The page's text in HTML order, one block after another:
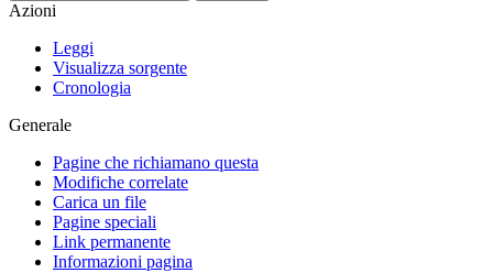
Azioni
Leggi
Visualizza sorgente
Cronologia
Generale
Pagine che richiamano questa
Modifiche correlate
Carica un file
Pagine speciali
Link permanente
Informazioni pagina